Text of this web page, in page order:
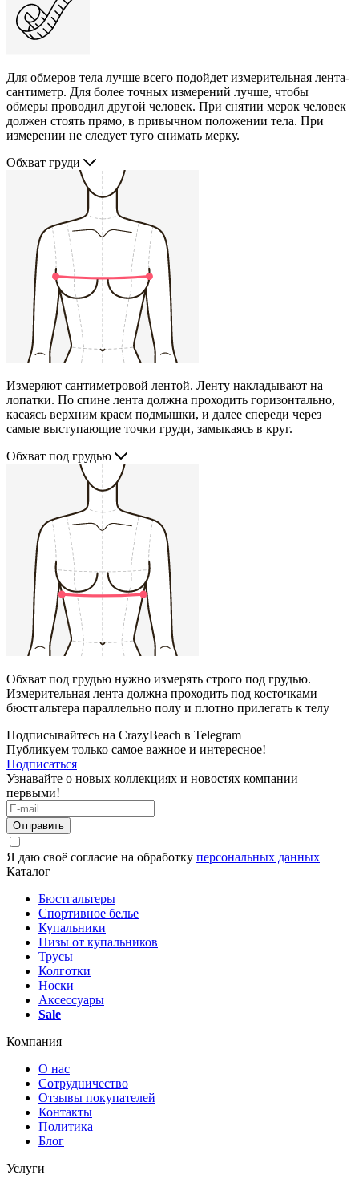
Для обмеров тела лучше всего подойдет измерительная лента-
сантиметр. Для более точных измерений лучше, чтобы
обмеры проводил другой человек. При снятии мерок человек
должен стоять прямо, в привычном положении тела. При
измерении не следует туго снимать мерку.
Обхват груди
Измеряют сантиметровой лентой. Ленту накладывают на
лопатки. По спине лента должна проходить горизонтально,
касаясь верхним краем подмышки, и далее спереди через
самые выступающие точки груди, замыкаясь в круг.
Обхват под грудью
Обхват под грудью нужно измерять строго под грудью.
Измерительная лента должна проходить под косточками
бюстгальтера параллельно полу и плотно прилегать к телу
Подписывайтесь на CrazyBeach в Telegram
Публикуем только самое важное и интересное!
Подписаться
Узнавайте о новых коллекциях и новостях компании
первыми!
Отправить
Я даю своё согласие на обработку персональных данных
Каталог
Бюстгальтеры
Спортивное белье
Купальники
Низы от купальников
Трусы
Колготки
Носки
Аксессуары
Sale
Компания
О нас
Сотрудничество
Отзывы покупателей
Контакты
Политика
Блог
Услуги